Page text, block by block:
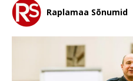
Raplamaa Sõnumid